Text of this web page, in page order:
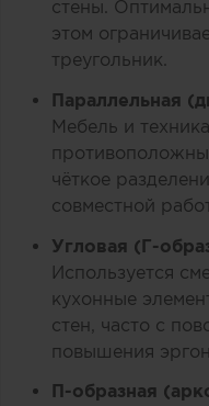
стены.
этом
треугольник.
Параллельная
Мебель и
чёткое
совместной
Угловая (Г-
Используется
кухонные
стен, часто с
повышения
П-образная